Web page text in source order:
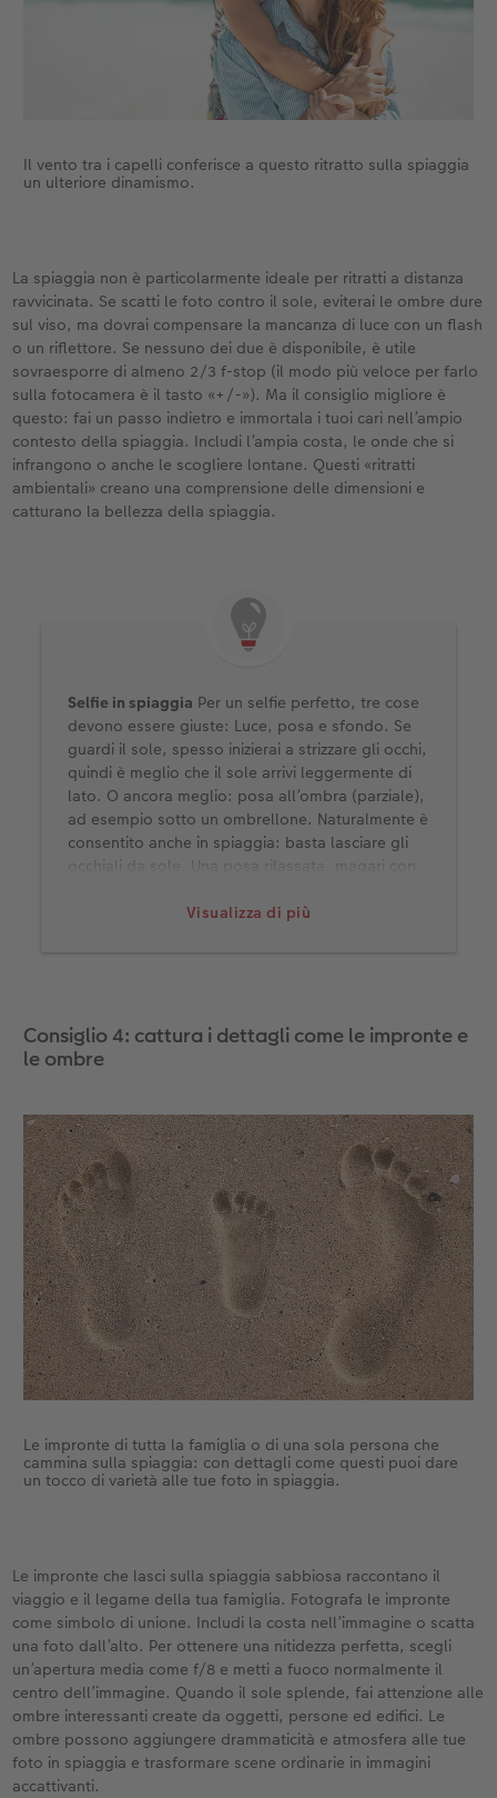
Il vento tra i capelli conferisce a questo ritratto sulla spiaggia
un ulteriore dinamismo.
La spiaggia non è particolarmente ideale per ritratti a distanza
ravvicinata. Se scatti le foto contro il sole, eviterai le ombre dure
sul viso, ma dovrai compensare la mancanza di luce con un flash
o un riflettore. Se nessuno dei due è disponibile, è utile
sovraesporre di almeno 2/3 f-stop (il modo più veloce per farlo
sulla fotocamera è il tasto «+/-»). Ma il consiglio migliore è
questo: fai un passo indietro e immortala i tuoi cari nell’ampio
contesto della spiaggia. Includi l’ampia costa, le onde che si
infrangono o anche le scogliere lontane. Questi «ritratti
ambientali» creano una comprensione delle dimensioni e
catturano la bellezza della spiaggia.
Visualizza di più
Selfie in spiaggia Per un selfie perfetto, tre cose
devono essere giuste: Luce, posa e sfondo. Se
guardi il sole, spesso inizierai a strizzare gli occhi,
quindi è meglio che il sole arrivi leggermente di
lato. O ancora meglio: posa all’ombra (parziale),
ad esempio sotto un ombrellone. Naturalmente è
consentito anche in spiaggia: basta lasciare gli
occhiali da sole. Una posa rilassata, magari con
selfie. Con uno scatto di questo tipo, in genere
diverse persone. Puoi anche utilizzare questa
modalità da solo e catturare maggiormente
Consiglio 4: cattura i dettagli come le impronte e
le ombre
Le impronte di tutta la famiglia o di una sola persona che
cammina sulla spiaggia: con dettagli come questi puoi dare
un tocco di varietà alle tue foto in spiaggia.
Le impronte che lasci sulla spiaggia sabbiosa raccontano il
viaggio e il legame della tua famiglia. Fotografa le impronte
come simbolo di unione. Includi la costa nell’immagine o scatta
una foto dall’alto. Per ottenere una nitidezza perfetta, scegli
un’apertura media come f/8 e metti a fuoco normalmente il
centro dell’immagine. Quando il sole splende, fai attenzione alle
ombre interessanti create da oggetti, persone ed edifici. Le
ombre possono aggiungere drammaticità e atmosfera alle tue
foto in spiaggia e trasformare scene ordinarie in immagini
accattivanti.